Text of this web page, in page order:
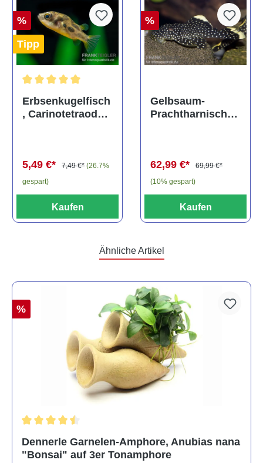
%
Tipp
Erbsenkugelfisch
, Carinotetraodon
5,49 €* 7,49 €* (26.7%
gespart)
Kaufen
%
Gelbsaum-
Prachtharnischw
62,99 €*
69,99 €*
(10% gespart)
Kaufen
Ähnliche Artikel
%
Dennerle Garnelen-Amphore, Anubias nana
"Bonsai" auf 3er Tonamphore